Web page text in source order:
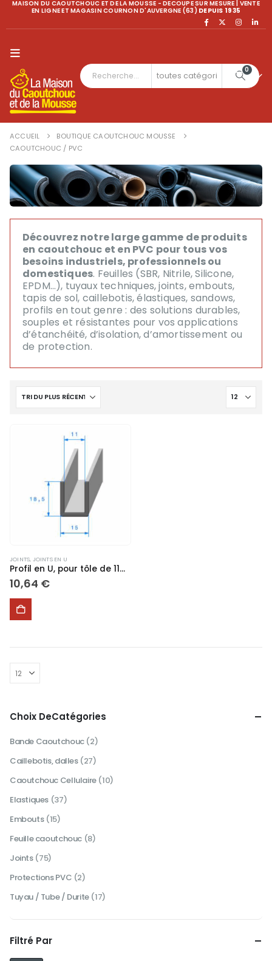
MAISON DU CAOUTCHOUC ET DE LA MOUSSE - DECOUPE SUR MESURE | VENTE
EN LIGNE ET MAGASIN COURNON D'AUVERGNE (63) DEPUIS 1935
0
ACCUEIL
BOUTIQUE CAOUTCHOUC MOUSSE
CAOUTCHOUC / PVC
Découvrez notre large gamme de produits
en caoutchouc et en PVC pour tous vos
besoins industriels, professionnels ou
domestiques. Feuilles (SBR, Nitrile, Silicone,
EPDM…), tuyaux techniques, joints, embouts,
tapis de sol, caillebotis, élastiques, sandows,
profils en tout genre : des solutions durables,
souples et résistantes pour vos applications
d’étanchéité, d’isolation, d’amortissement ou
de protection.
JOINTS, JOINTS EN U
Profil en U, pour tôle de 11mm #337
10,64 €
Choix DeCatégories
Bande Caoutchouc (2)
Caillebotis, dalles (27)
Caoutchouc Cellulaire (10)
Elastiques (37)
Embouts (15)
Feuille caoutchouc (8)
Joints (75)
Protections PVC (2)
Tuyau / Tube / Durite (17)
Filtré Par